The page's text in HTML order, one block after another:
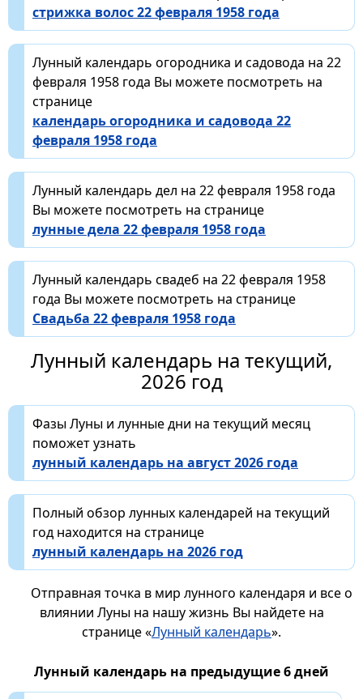
стрижка волос 22 февраля 1958 года
Лунный календарь огородника и садовода на 22
февраля 1958 года Вы можете посмотреть на
странице
календарь огородника и садовода 22
февраля 1958 года
Лунный календарь дел на 22 февраля 1958 года
Вы можете посмотреть на странице
лунные дела 22 февраля 1958 года
Лунный календарь свадеб на 22 февраля 1958
года Вы можете посмотреть на странице
Свадьба 22 февраля 1958 года
Лунный календарь на текущий,
2026 год
Фазы Луны и лунные дни на текущий месяц
поможет узнать
лунный календарь на август 2026 года
Полный обзор лунных календарей на текущий
год находится на странице
лунный календарь на 2026 год
Отправная точка в мир лунного календаря и все о
влиянии Луны на нашу жизнь Вы найдете на
странице «Лунный календарь».
Лунный календарь на предыдущие 6 дней